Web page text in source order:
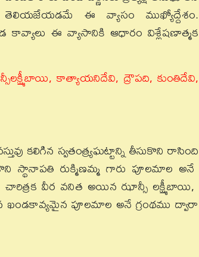
ఈ వ్యాసం ముఖ్యోద్దేశం.
కావ్యాలు ఈ వ్యాసానికి ఆధారం విశ్లేషణాత్మక
కాత్యాయనిదేవి, ద్రౌపది, కుంతిదేవి,
కలిగిన స్వతంత్ర్యఘట్టాన్ని తీసుకొని రాసింది
స్థానాపతి రుక్మిణమ్మ గారు పూలమాల అనే
చారిత్రక వీర వనిత అయిన ఝాన్సీ లక్ష్మీబాయి,
పూలమాల అనే గ్రంథము ద్వారా